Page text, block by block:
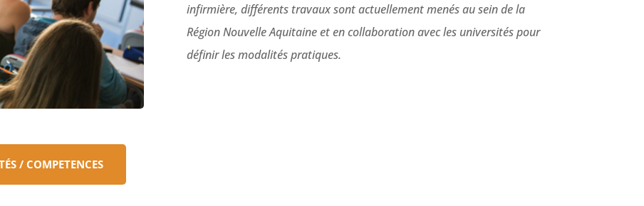
/ COMPETENCES
infirmière, différents travaux sont actuellement menés au sein de la
Région Nouvelle Aquitaine et en collaboration avec les universités pour
définir les modalités pratiques.